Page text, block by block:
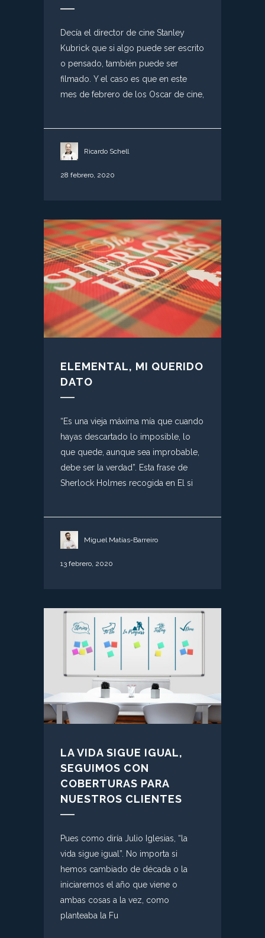
Decía el director de cine Stanley
Kubrick que si algo puede ser escrito
o pensado, también puede ser
filmado. Y el caso es que en este
mes de febrero de los Oscar de cine,
Ricardo Schell
28 febrero, 2020
ELEMENTAL, MI QUERIDO
DATO
“Es una vieja máxima mía que cuando
hayas descartado lo imposible, lo
que quede, aunque sea improbable,
debe ser la verdad”. Esta frase de
Sherlock Holmes recogida en El si
Miguel Matías-Barreiro
13 febrero, 2020
LA VIDA SIGUE IGUAL,
SEGUIMOS CON
COBERTURAS PARA
NUESTROS CLIENTES
Pues como diría Julio Iglesias, “la
vida sigue igual”. No importa si
hemos cambiado de década o la
iniciaremos el año que viene o
ambas cosas a la vez, como
planteaba la Fu